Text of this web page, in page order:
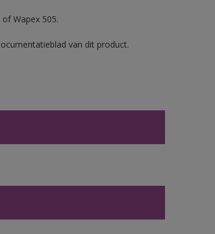
Wapex 505.
van dit product.